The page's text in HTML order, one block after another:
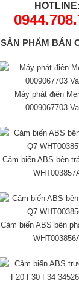
HOTLINE:
SẢN PHẨM BÁN
Máy phát điện
0009067703
Cảm biến ABS bên
Cảm biến ABS bên